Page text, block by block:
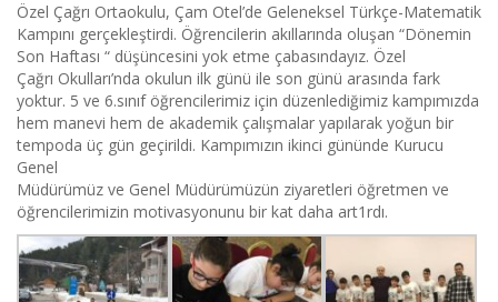
Özel Çağrı Ortaokulu, Çam Otel’de Geleneksel Türkçe-Matematik
Kampını gerçekleştirdi. Öğrencilerin akıllarında oluşan “Dönemin
Son Haftası “ düşüncesini yok etme çabasındayız. Özel
Çağrı Okulları’nda okulun ilk günü ile son günü arasında fark
yoktur. 5 ve 6.sınıf öğrencilerimiz için düzenlediğimiz kampımızda
hem manevi hem de akademik çalışmalar yapılarak yoğun bir
tempoda üç gün geçirildi. Kampımızın ikinci gününde Kurucu
Genel
Müdürümüz ve Genel Müdürümüzün ziyaretleri öğretmen ve
öğrencilerimizin motivasyonunu bir kat daha art1rdı.